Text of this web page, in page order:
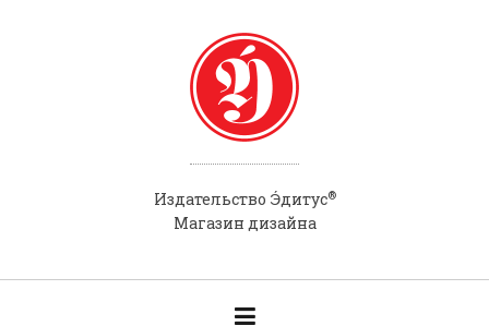
Издательство Э́дитус®
Магазин дизайна